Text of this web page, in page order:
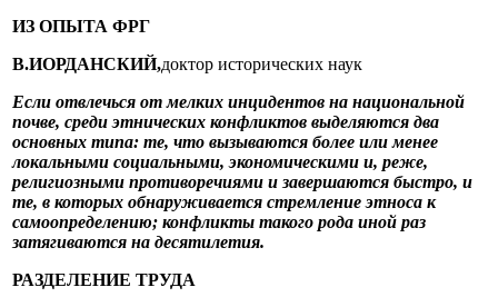
ИЗ ОПЫТА ФРГ
В.ИОРДАНСКИЙ,доктор исторических наук
Если отвлечься от мелких инцидентов на национальной
почве, среди этнических конфликтов выделяются два
основных типа: те, что вызываются более или менее
локальными социальными, экономическими и, реже,
религиозными противоречиями и завершаются быстро, и
те, в которых обнаруживается стремление этноса к
самоопределению; конфликты такого рода иной раз
затягиваются на десятилетия.
РАЗДЕЛЕНИЕ ТРУДА